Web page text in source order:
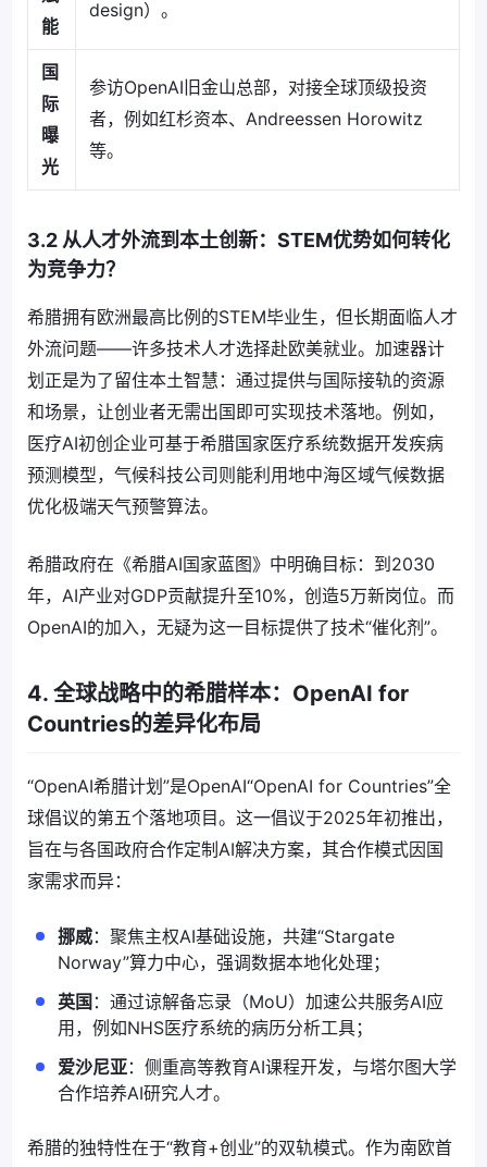
能
design）。
国
际
曝
光
参访OpenAI旧金山总部，对接全球顶级投资
者，例如红杉资本、Andreessen Horowitz
等。
3.2 从人才外流到本土创新：STEM优势如何转化
为竞争力？
希腊拥有欧洲最高比例的STEM毕业生，但长期面临人才
外流问题——许多技术人才选择赴欧美就业。加速器计
划正是为了留住本土智慧：通过提供与国际接轨的资源
和场景，让创业者无需出国即可实现技术落地。例如，
医疗AI初创企业可基于希腊国家医疗系统数据开发疾病
预测模型，气候科技公司则能利用地中海区域气候数据
优化极端天气预警算法。
希腊政府在《希腊AI国家蓝图》中明确目标：到2030
年，AI产业对GDP贡献提升至10%，创造5万新岗位。而
OpenAI的加入，无疑为这一目标提供了技术“催化剂”。
4. 全球战略中的希腊样本：OpenAI for
Countries的差异化布局
“OpenAI希腊计划”是OpenAI“OpenAI for Countries”全
球倡议的第五个落地项目。这一倡议于2025年初推出，
旨在与各国政府合作定制AI解决方案，其合作模式因国
家需求而异：
挪威：聚焦主权AI基础设施，共建“Stargate
Norway”算力中心，强调数据本地化处理；
英国 ：通过谅解备忘录（MoU）加速公共服务AI应
用，例如NHS医疗系统的病历分析工具；
爱沙尼亚：侧重高等教育AI课程开发，与塔尔图大学
合作培养AI研究人才。
希腊的独特性在于“教育+创业”的双轨模式。作为南欧首